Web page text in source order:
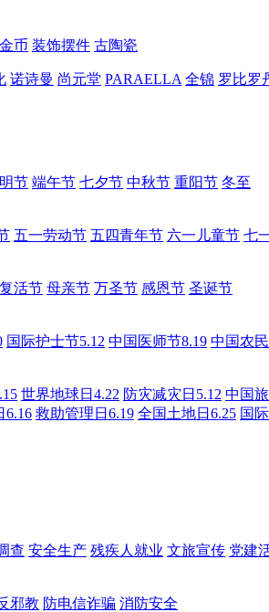
币 装饰摆件 古陶瓷
诺诗曼 尚元堂 PARAELLA 全锦 罗比罗
节 端午节 七夕节 中秋节 重阳节 冬至
五一劳动节 五四青年节 六一儿童节 七
复活节 母亲节 万圣节 感恩节 圣诞节
国际护士节5.12 中国医师节8.19 中国农
世界地球日4.22 防灾减灾日5.12 中国
6.16 救助管理日6.19 全国土地日6.25 国
查 安全生产 残疾人就业 文旅宣传 党建
邪教 防电信诈骗 消防安全